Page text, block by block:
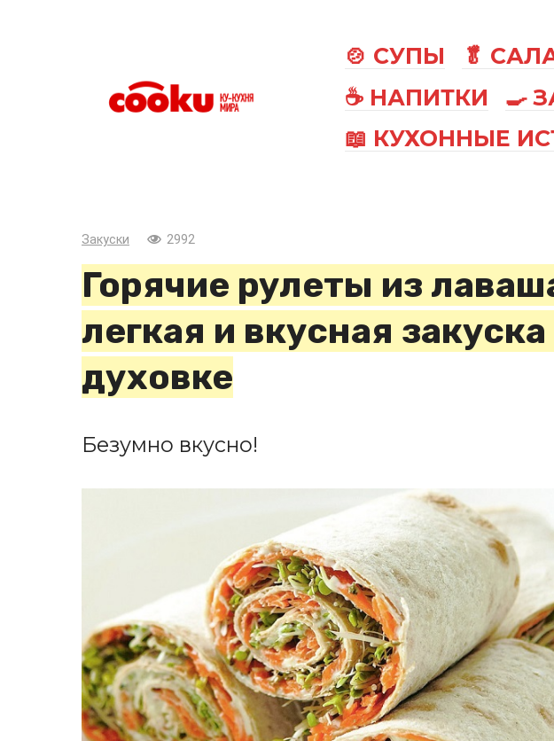
🍲 СУПЫ 🥬
☕ НАПИТКИ
🍳
📖 КУХОННЫЕ
Закуски 2992
Горячие рулеты из
легкая и вкусная закуска
духовке
Безумно вкусно!